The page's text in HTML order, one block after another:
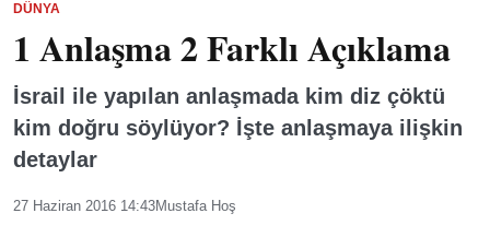
DÜNYA
1 Anlaşma 2 Farklı Açıklama
İsrail ile yapılan anlaşmada kim diz çöktü
kim doğru söylüyor? İşte anlaşmaya ilişkin
detaylar
27 Haziran 2016 14:43Mustafa Hoş